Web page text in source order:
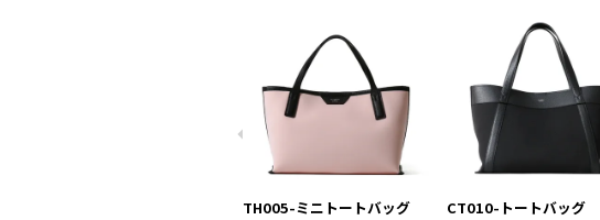
TH005-ミニトートバッグ CT010-トートバッグ